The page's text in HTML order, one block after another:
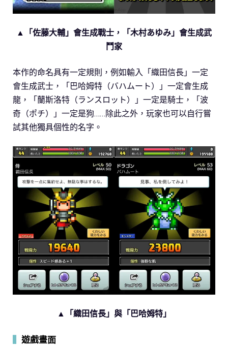
▲「佐藤大輔」會生成戰士，「木村あゆみ」會生成武
鬥家
本作的命名具有一定規則，例如輸入「織田信長」一定
會生成武士，「巴哈姆特（バハムート）」一定會生成
龍，「蘭斯洛特（ランスロット）」一定是騎士，「波
奇（ポチ）」一定是狗……除此之外，玩家也可以自行嘗
試其他獨具個性的名字。
▲「織田信長」與「巴哈姆特」
遊戲畫面